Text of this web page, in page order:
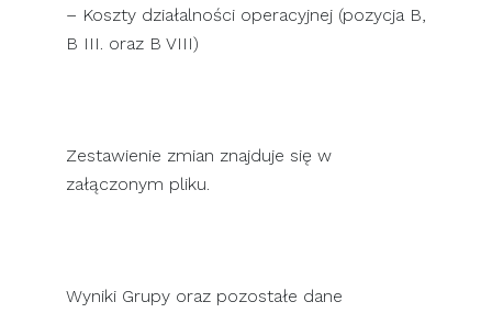
– Koszty działalności operacyjnej (pozycja B,
B III. oraz B VIII)
Zestawienie zmian znajduje się w
załączonym pliku.
Wyniki Grupy oraz pozostałe dane